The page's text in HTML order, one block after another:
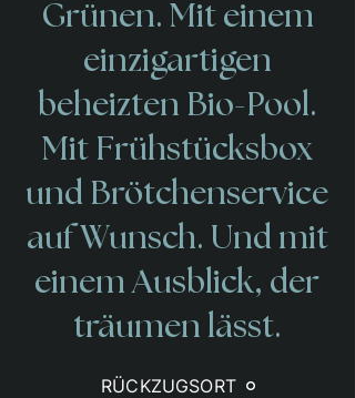
Grünen. Mit einem
einzigartigen
beheizten Bio-Pool.
Mit Frühstücksbox
und Brötchenservice
auf Wunsch. Und mit
einem Ausblick, der
träumen lässt.
RÜCKZUGSORT